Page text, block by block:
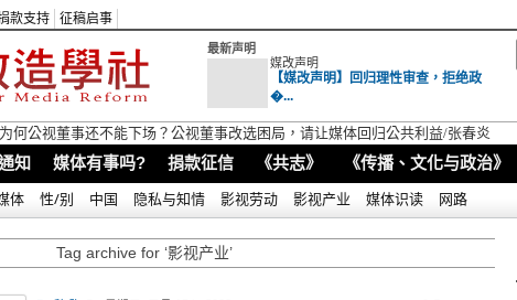
款支持 征稿启事
最新声明
媒改声明
【媒改声明】回归理性审查，拒绝政
�...
何公视董事还不能下场？公视董事改选困局，请让媒体回归公共利益/张春炎
知 媒体有事吗? 捐款征信 《共志》 《传播、文化与政治》
体 性/别 中国 隐私与知情 影视劳动 影视产业 媒体识读 网路
Tag archive for ‘影视产业’